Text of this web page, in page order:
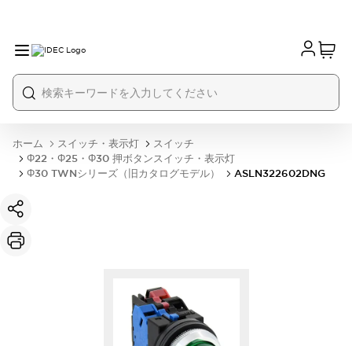
ホーム スイッチ・表示灯
スイッチ
Φ22・Φ25・Φ30 押ボタンスイッチ・表示灯
Φ30 TWNシリーズ（旧カタログモデル）
ASLN322602DNG